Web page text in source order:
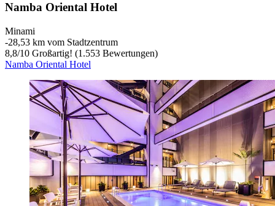
Namba Oriental Hotel
Minami
‐28,53 km vom Stadtzentrum
8,8/10 Großartig! (1.553 Bewertungen)
Namba Oriental Hotel